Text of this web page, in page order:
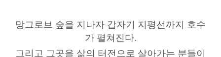
망그로브 숲을 지나자 갑자기 지평선까지 호수
가 펼쳐진다.
그리고 그곳을 삶의 터전으로 살아가는 분들이